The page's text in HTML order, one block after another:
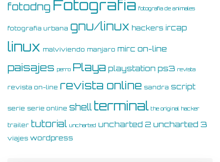
fotodng Fotografia fotografia de animales
fotografia urbana gnu/linux hackers ircap
linux malviviendo manjaro mirc on-line
paisajes perro Playa playstation ps3 revista
revista on-line revista online sandra script
serie serie online shell terminal the original hacker
trailer tutorial uncharted uncharted 2 uncharted 3
viajes wordpress